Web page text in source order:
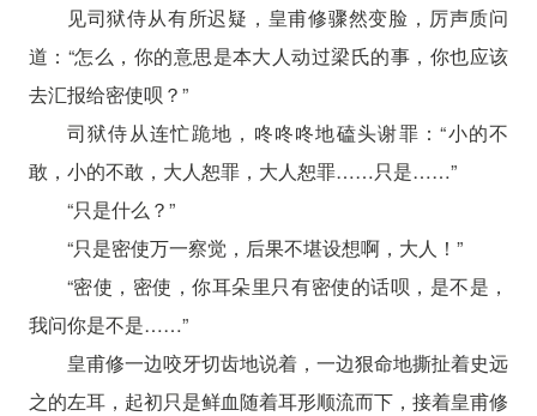
见司狱侍从有所迟疑，皇甫修骤然变脸，厉声质问
道：“怎么，你的意思是本大人动过梁氏的事，你也应该
去汇报给密使呗？”
司狱侍从连忙跪地，咚咚咚地磕头谢罪：“小的不
敢，小的不敢，大人恕罪，大人恕罪……只是……”
“只是什么？”
“只是密使万一察觉，后果不堪设想啊，大人！”
“密使，密使，你耳朵里只有密使的话呗，是不是，
我问你是不是……”
皇甫修一边咬牙切齿地说着，一边狠命地撕扯着史远
之的左耳，起初只是鲜血随着耳形顺流而下，接着皇甫修